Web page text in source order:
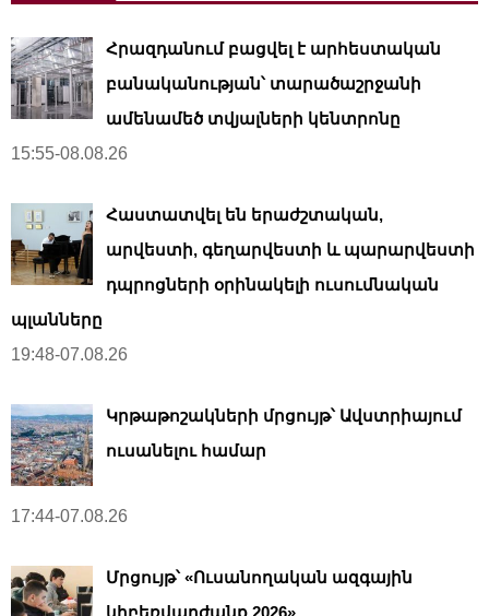
Հրազդանում բացվել է արհեստական ​​
բանականության՝ տարածաշրջանի
ամենամեծ տվյալների կենտրոնը
15:55-08.08.26
Հաստատվել են երաժշտական,
արվեստի, գեղարվեստի և պարարվեստի
դպրոցների օրինակելի ուսումնական
պլանները
19:48-07.08.26
Կրթաթոշակների մրցույթ՝ Ավստրիայում
ուսանելու համար
17:44-07.08.26
Մրցույթ՝ «Ուսանողական ազգային
կիբեռվարժանք 2026»